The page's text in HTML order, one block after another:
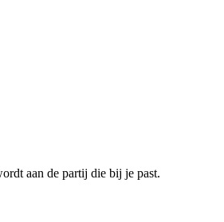
aan de partij die bij je past.